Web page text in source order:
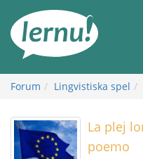
sidans
innehåll
Forum Lingvistiska spel
La plej
poemo